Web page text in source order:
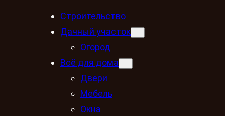
Строительство
Дачный участок
Огород
Всё для дома
Двери
Мебель
Окна